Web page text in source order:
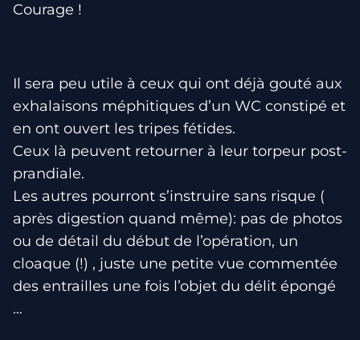
Courage !
Il sera peu utile à ceux qui ont déjà gouté aux
exhalaisons méphitiques d’un WC constipé et
en ont ouvert les tripes fétides.
Ceux là peuvent retourner à leur torpeur post-
prandiale.
Les autres pourront s’instruire sans risque (
après digestion quand même): pas de photos
ou de détail du début de l’opération, un
cloaque (!) , juste une petite vue commentée
des entrailles une fois l’objet du délit épongé
…